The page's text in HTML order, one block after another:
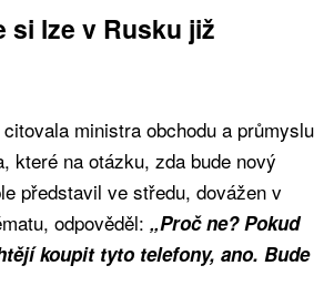
si lze v Rusku již
citovala ministra obchodu a průmyslu
které na otázku, zda bude nový
představil ve středu, dovážen v
odpověděl: „Proč ne? Pokud
koupit tyto telefony, ano. Bude